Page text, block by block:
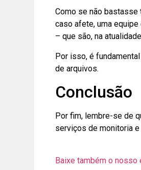
Como se não bastasse
caso afete, uma
– que são, na
Por isso, é
de arquivos.
Conclusão
Por fim, lembre-se de
serviços de monitoria e
Baixe também o nosso